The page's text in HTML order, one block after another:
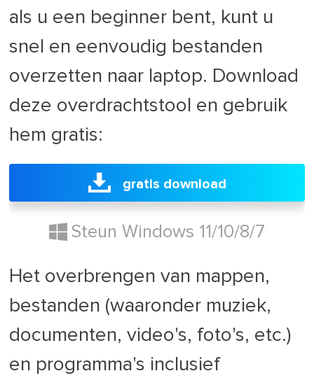
als u een beginner bent, kunt u
snel en eenvoudig bestanden
overzetten naar laptop. Download
deze overdrachtstool en gebruik
hem gratis:
gratis download
Steun Windows 11/10/8/7
Het overbrengen van mappen,
bestanden (waaronder muziek,
documenten, video's, foto's, etc.)
en programma's inclusief